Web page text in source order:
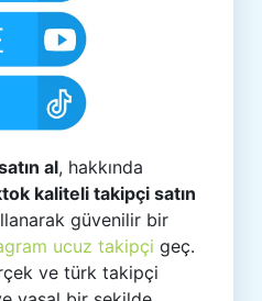
al, hakkında
kaliteli takipçi satın
güvenilir bir
ucuz takipçi geç.
ve türk takipçi